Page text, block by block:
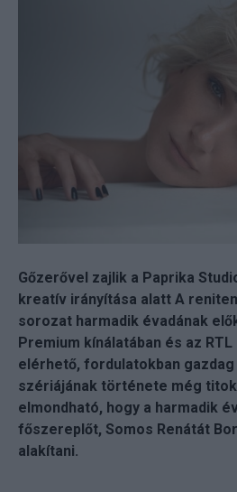
Gőzerővel zajlik a Paprika
kreatív irányítása alatt A
sorozat harmadik évadának
Premium kínálatában és az
elérhető, fordulatokban
szériájának története még
elmondható, hogy a harmadik
főszereplőt, Somos Renátát
alakítani.